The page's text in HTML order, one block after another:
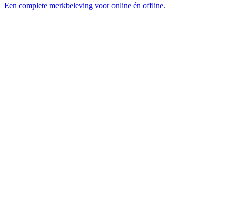
Een complete merkbeleving voor online én offline.